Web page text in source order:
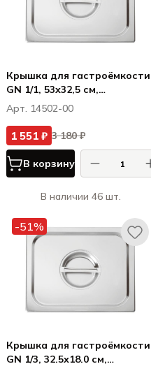
Крышка для гастроёмкости
GN 1/1, 53х32,5 см,
нерж.сталь
Арт. 14502-00
1 551 ₽ 3 180 ₽
В корзину
В наличии 46 шт.
-51%
Крышка для гастроёмкости
GN 1/3, 32.5х18.0 см,